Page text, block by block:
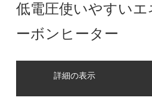
低電圧使いやすいエ
ーボンヒーター
詳細の表示